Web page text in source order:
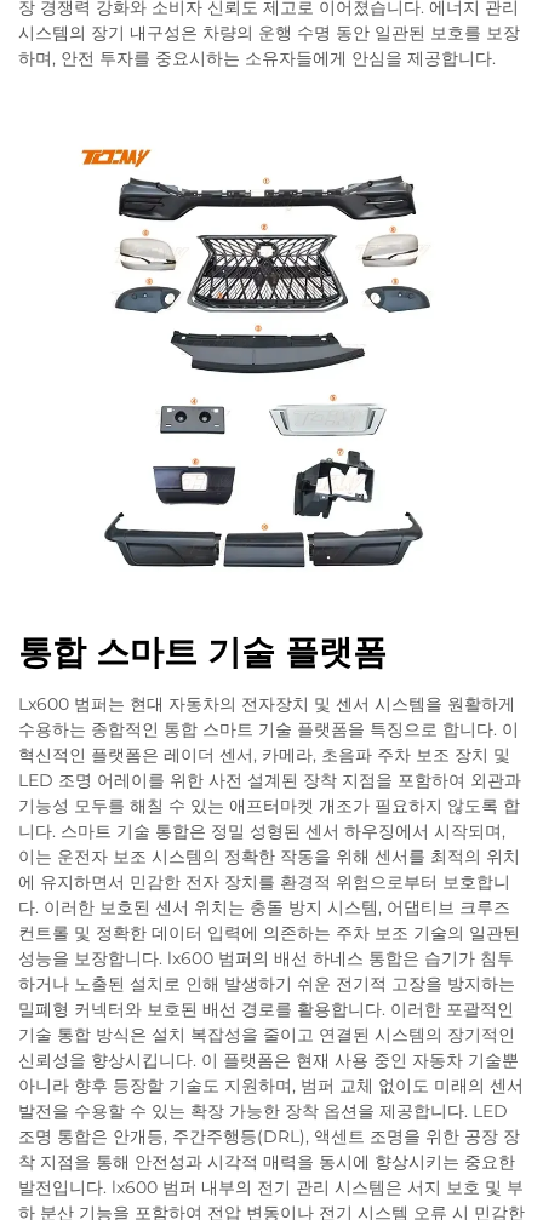
장 경쟁력 강화와 소비자 신뢰도 제고로 이어졌습니다. 에너지 관리
시스템의 장기 내구성은 차량의 운행 수명 동안 일관된 보호를 보장
하며, 안전 투자를 중요시하는 소유자들에게 안심을 제공합니다.
통합 스마트 기술 플랫폼
Lx600 범퍼는 현대 자동차의 전자장치 및 센서 시스템을 원활하게
수용하는 종합적인 통합 스마트 기술 플랫폼을 특징으로 합니다. 이
혁신적인 플랫폼은 레이더 센서, 카메라, 초음파 주차 보조 장치 및
LED 조명 어레이를 위한 사전 설계된 장착 지점을 포함하여 외관과
기능성 모두를 해칠 수 있는 애프터마켓 개조가 필요하지 않도록 합
니다. 스마트 기술 통합은 정밀 성형된 센서 하우징에서 시작되며,
이는 운전자 보조 시스템의 정확한 작동을 위해 센서를 최적의 위치
에 유지하면서 민감한 전자 장치를 환경적 위험으로부터 보호합니
다. 이러한 보호된 센서 위치는 충돌 방지 시스템, 어댑티브 크루즈
컨트롤 및 정확한 데이터 입력에 의존하는 주차 보조 기술의 일관된
성능을 보장합니다. lx600 범퍼의 배선 하네스 통합은 습기가 침투
하거나 노출된 설치로 인해 발생하기 쉬운 전기적 고장을 방지하는
밀폐형 커넥터와 보호된 배선 경로를 활용합니다. 이러한 포괄적인
기술 통합 방식은 설치 복잡성을 줄이고 연결된 시스템의 장기적인
신뢰성을 향상시킵니다. 이 플랫폼은 현재 사용 중인 자동차 기술뿐
아니라 향후 등장할 기술도 지원하며, 범퍼 교체 없이도 미래의 센서
발전을 수용할 수 있는 확장 가능한 장착 옵션을 제공합니다. LED
조명 통합은 안개등, 주간주행등(DRL), 액센트 조명을 위한 공장 장
착 지점을 통해 안전성과 시각적 매력을 동시에 향상시키는 중요한
발전입니다. lx600 범퍼 내부의 전기 관리 시스템은 서지 보호 및 부
하 분산 기능을 포함하여 전압 변동이나 전기 시스템 오류 시 민감한